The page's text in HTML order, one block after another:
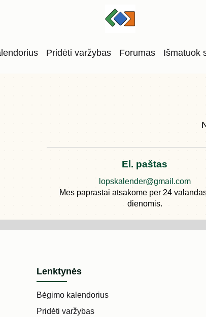
Pridėti varžybas Forumas Išmatuok
El. paštas
lopskalender@gmail.com
Mes paprastai atsakome per 24
dienomis.
Lenktynės
Bėgimo kalendorius
Pridėti varžybas